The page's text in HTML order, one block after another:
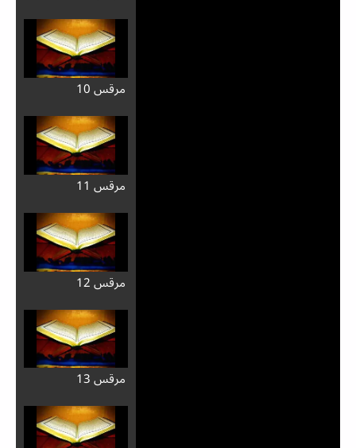
مرقس 10
مرقس 11
مرقس 12
مرقس 13